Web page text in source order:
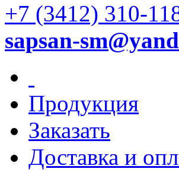
+7 (3412) 310-
sapsan-
Продукция
Заказать
Доставка и